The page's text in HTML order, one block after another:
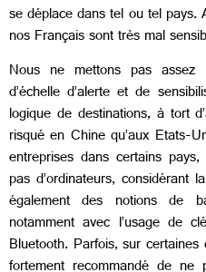
se déplace dans tel ou tel
nos Français sont très mal
Nous ne mettons pas assez
d’échelle d’alerte et de
logique de destinations, à tort
risqué en Chine qu’aux Etats-
entreprises dans certains
pas d’ordinateurs,
également des notions de
notamment avec l’usage de
Bluetooth. Parfois, sur